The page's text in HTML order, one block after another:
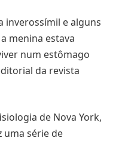
inverossímil e alguns
menina estava
num estômago
da revista
de Nova York,
uma série de